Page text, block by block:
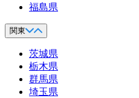
福島県
関東
茨城県
栃木県
群馬県
埼玉県